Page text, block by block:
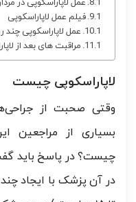
عمل لاپاراسکوپی در
فیلم عمل لاپاراسکوپی
عمل لاپاراسکوپی چند
مراقبت های بعد از
لاپاراسکوپی چیست
وقتی صحبت از
بسیاری از مراجعین
چیست؟ در پاسخ باید